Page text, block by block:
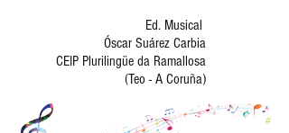
Ed. Musical
Óscar Suárez Carbia
CEIP Plurilingüe da Ramallosa
(Teo - A Coruña)